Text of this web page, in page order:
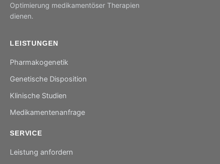
Optimierung medikamentöser Therapien
dienen.
LEISTUNGEN
Pharmakogenetik
Genetische Disposition
Klinische Studien
Medikamentenanfrage
SERVICE
Leistung anfordern